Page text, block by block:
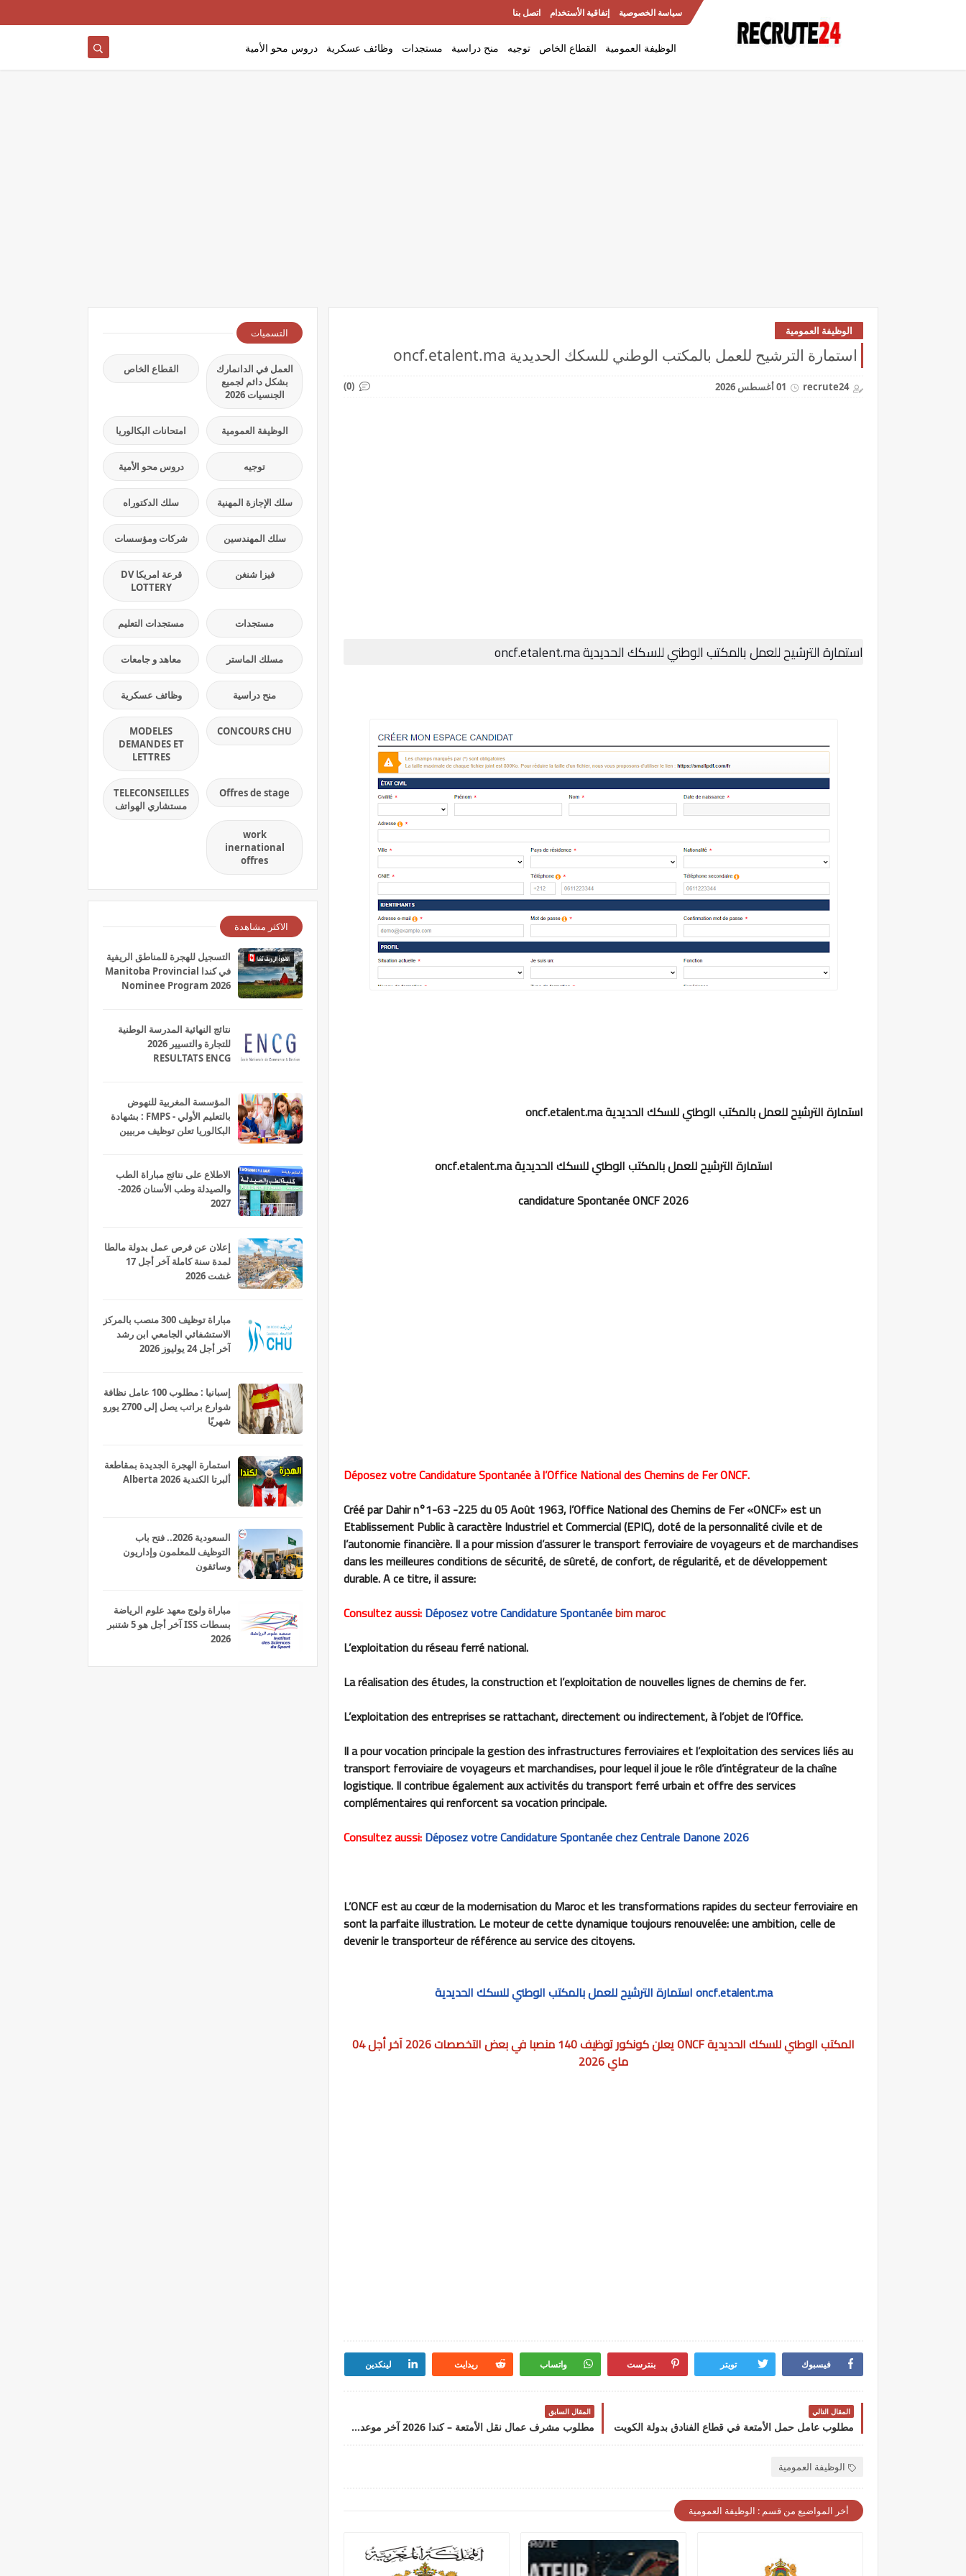
سياسة الخصوصية إتفاقية الأستخدام اتصل بنا
الوظيفة العمومية القطاع الخاص توجيه منح دراسية مستجدات وظائف عسكرية دروس محو الأمية
الوظيفة العمومية
استمارة الترشيح للعمل بالمكتب الوطني للسكك الحديدية oncf.etalent.ma
recrute24 01 أغسطس 2026 (0)
استمارة الترشيح للعمل بالمكتب الوطني للسكك الحديدية oncf.etalent.ma
استمارة الترشيح للعمل بالمكتب الوطني للسكك الحديدية oncf.etalent.ma
استمارة الترشيح للعمل بالمكتب الوطني للسكك الحديدية oncf.etalent.ma
candidature Spontanée ONCF 2026
Déposez votre Candidature Spontanée à l’Office National des Chemins de Fer ONCF.
Créé par Dahir n°1-63 -225 du 05 Août 1963, l’Office National des Chemins de Fer «ONCF» est un
Etablissement Public à caractère Industriel et Commercial (EPIC), doté de la personnalité civile et de
l’autonomie financière. Il a pour mission d’assurer le transport ferroviaire de voyageurs et de marchandises
dans les meilleures conditions de sécurité, de sûreté, de confort, de régularité, et de développement
durable. A ce titre, il assure:
Consultez aussi:Déposez votre Candidature Spontanéebim maroc
L’exploitation du réseau ferré national.
La réalisation des études, la construction et l’exploitation de nouvelles lignes de chemins de fer.
L’exploitation des entreprises se rattachant, directement ou indirectement, à l’objet de l’Office.
Il a pour vocation principale la gestion des infrastructures ferroviaires et l’exploitation des services liés au
transport ferroviaire de voyageurs et marchandises, pour lequel il joue le rôle d’intégrateur de la chaîne
logistique. Il contribue également aux activités du transport ferré urbain et offre des services
complémentaires qui renforcent sa vocation principale.
Consultez aussi:Déposez votre Candidature Spontanée chez Centrale Danone 2026
L’ONCF est au cœur de la modernisation du Maroc et les transformations rapides du secteur ferroviaire en
sont la parfaite illustration. Le moteur de cette dynamique toujours renouvelée: une ambition, celle de
devenir le transporteur de référence au service des citoyens.
استمارة الترشيح للعمل بالمكتب الوطني للسكك الحديدية oncf.etalent.ma
المكتب الوطني للسكك الحديدية ONCF يعلن كونكور توظيف 140 منصبا في بعض التخصصات 2026 آخر أجل 04
ماي 2026
فيسبوك تويتر بنترست واتساب ريدايت لينكدين
المقال التالي
مطلوب عامل حمل الأمتعة في قطاع الفنادق بدولة الكويت
المقال السابق
مطلوب مشرف عمال نقل الأمتعة – كندا 2026 آخر موعد لإرسال الطلبات 14 أغسطس 2026
الوظيفة العمومية
أخر المواضيع من قسم : الوظيفة العمومية
التسميات
العمل في الدانمارك
بشكل دائم لجميع
الجنسيات 2026
القطاع الخاص
الوظيفة العمومية امتحانات البكالوريا
توجيه دروس محو الأمية
سلك الإجازة المهنية سلك الدكتوراه
سلك المهندسين شركات ومؤسسات
فيزا شنغن
قرعة امريكا DV
LOTTERY
مستجدات مستجدات التعليم
مسلك الماستر معاهد و جامعات
منح دراسية وظائف عسكرية
CONCOURS CHU
MODELES
DEMANDES ET
LETTRES
Offres de stage
TELECONSEILLES
مستشاري الهواتف
work
inernational
offres
الاكثر مشاهدة
التسجيل للهجرة للمناطق الريفية
في كندا Manitoba Provincial
Nominee Program 2026
نتائج النهائية المدرسة الوطنية
للتجارة والتسيير 2026
RESULTATS ENCG
المؤسسة المغربية للنهوض
بالتعليم الأولي - FMPS : بشهادة
البكالوريا تعلن توظيف مربيين
الاطلاع على نتائج مباراة الطب
والصيدلة وطب الأسنان 2026-
2027
إعلان عن فرص عمل بدولة مالطا
لمدة سنة كاملة آخر أجل 17
غشت 2026
مباراة توظيف 300 منصب بالمركز
الاستشفائي الجامعي ابن رشد
آخر أجل 24 يوليوز 2026
إسبانيا : مطلوب 100 عامل نظافة
شوارع براتب يصل إلى 2700 يورو
شهريًا
استمارة الهجرة الجديدة بمقاطعة
ألبرتا الكندية Alberta 2026
السعودية 2026.. فتح باب
التوظيف للمعلمون وإداريون
وسائقون
مباراة ولوج معهد علوم الرياضة
بسطات ISS آخر أجل هو 5 شتنبر
2026